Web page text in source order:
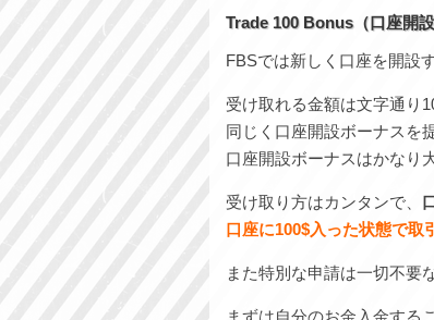
Trade 100 Bonus（口座開設
FBSでは新しく口座を開設
受け取れる金額は文字通り
同じく口座開設ボーナスを
口座開設ボーナスはかなり
受け取り方はカンタンで、
口座に100$入った状態で取引
また特別な申請は一切不要